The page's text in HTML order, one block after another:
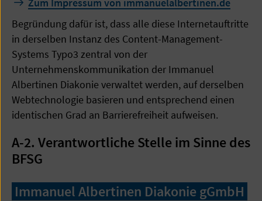
Begründung dafür ist, dass alle diese Internetauftritte
in derselben Instanz des Content-Management-
Systems Typo3 zentral von der
Unternehmenskommunikation der Immanuel
Albertinen Diakonie verwaltet werden, auf derselben
Webtechnologie basieren und entsprechend einen
identischen Grad an Barrierefreiheit aufweisen.
A-2. Verantwortliche Stelle im Sinne des
BFSG
Immanuel Albertinen Diakonie gGmbH